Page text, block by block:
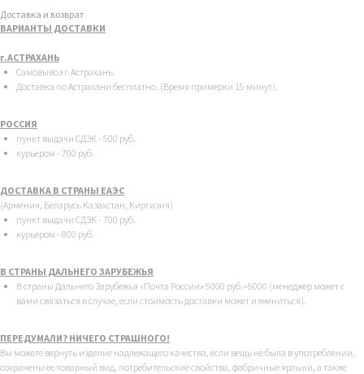
Доставка и возврат
ВАРИАНТЫ ДОСТАВКИ
г.АСТРАХАНЬ
Самовывоз г.Астрахань.
Доставка по Астрахани бесплатно. (Время примерки 15 минут).
РОССИЯ
пункт выдачи СДЭК - 500 руб.
курьером - 700 руб.
ДОСТАВКА В СТРАНЫ ЕАЭС
(Армения, Беларусь Казахстан, Киргизия)
пункт выдачи СДЭК - 700 руб.
курьером - 800 руб.
В СТРАНЫ ДАЛЬНЕГО ЗАРУБЕЖЬЯ
В страны Дальнего Зарубежья «Почта России» 5000 руб.=5000 (менеджер может с
вами связаться в случае, если стоимость доставки может измениться).
ПЕРЕДУМАЛИ? НИЧЕГО СТРАШНОГО!
Вы можете вернуть изделие надлежащего качества, если вещь не была в употреблении,
сохранены ее товарный вид, потребительские свойства, фабричные ярлыки, а также